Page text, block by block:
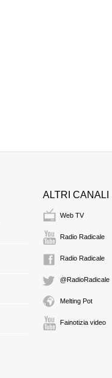
ALTRI CANALI
Web TV
Radio Radicale
Radio Radicale
@RadioRadicale
Melting Pot
Fainotizia video